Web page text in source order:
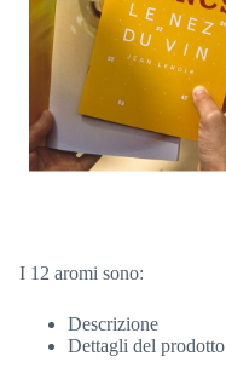
I 12 aromi sono:
Descrizione
Dettagli del prodotto